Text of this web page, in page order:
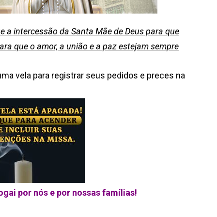
a intercessão da Santa Mãe de Deus para que
que o amor, a união e a paz estejam sempre
vela para registrar seus pedidos e preces na
por nós e por nossas famílias!